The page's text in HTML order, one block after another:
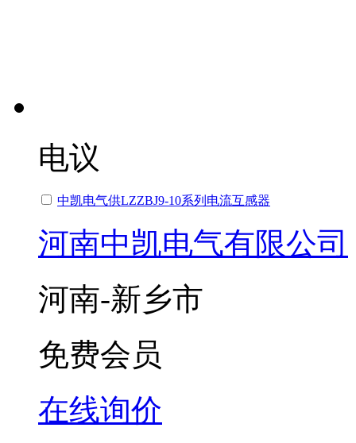
电议
中凯电气供LZZBJ9-10系列电流互感器
河南中凯电气有限公司
河南-新乡市
免费会员
在线询价